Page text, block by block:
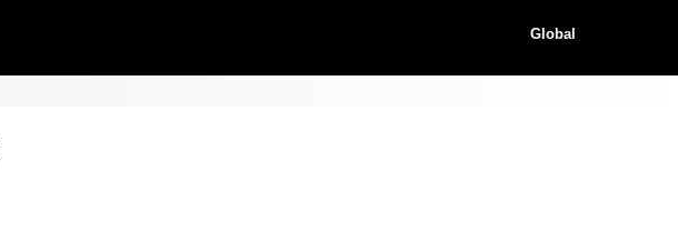
Global